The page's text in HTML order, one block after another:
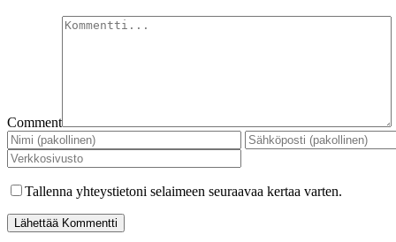
Comment
Tallenna yhteystietoni selaimeen seuraavaa kertaa varten.